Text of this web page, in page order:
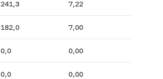
241,3 7,22
182,0 7,00
0,0 0,00
0,0 0,00